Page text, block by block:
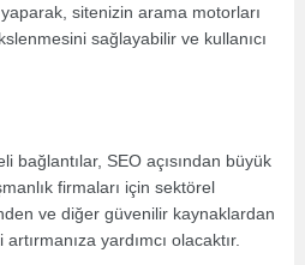
sitenizin arama motorları
sağlayabilir ve kullanıcı
bağlantılar, SEO açısından büyük
firmaları için sektörel
ve diğer güvenilir kaynaklardan
yardımcı olacaktır.